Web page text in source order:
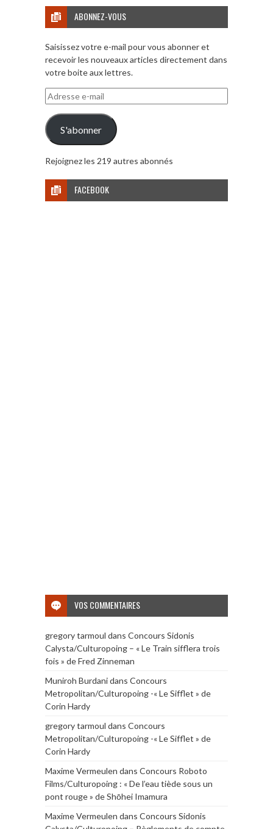
ABONNEZ-VOUS
Saisissez votre e-mail pour vous abonner et
recevoir les nouveaux articles directement dans
votre boite aux lettres.
Adresse
e-
mail
S'abonner
Rejoignez les 219 autres abonnés
FACEBOOK
VOS COMMENTAIRES
gregory tarmoul dans Concours Sidonis
Calysta/Culturopoing – « Le Train sifflera trois
fois » de Fred Zinneman
Muniroh Burdanidans Concours
Metropolitan/Culturopoing -« Le Sifflet » de
Corin Hardy
gregory tarmoul dans Concours
Metropolitan/Culturopoing -« Le Sifflet » de
Corin Hardy
Maxime Vermeulen dans Concours Roboto
Films/Culturopoing : « De l’eau tiède sous un
pont rouge » de Shōhei Imamura
Maxime Vermeulen dans Concours Sidonis